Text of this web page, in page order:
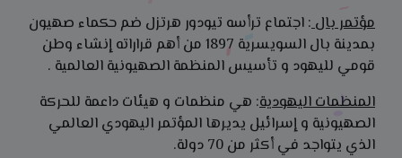
مؤتمر بال: اجتماع ترأسه تيودور هرتزل ضم حكماء صهيون
بمدينة بال السويسرية 1897 من أهم قراراته إنشاء وطن
قومي لليهود و تأسيس المنظمة الصهيونية العالمية .
المنظمات اليهودية: هي منظمات و هيئات داعمة للحركة
الصهيونية و إسرائيل يديرها المؤتمر اليهودي العالمي
الذي يتواجد في أكثر من 70 دولة.